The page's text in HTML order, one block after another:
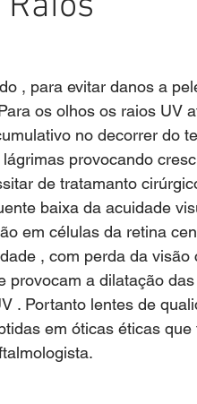
, para evitar danos a
os olhos os raios UV
no decorrer do
provocando
de tratamanto
baixa da acuidade
em células da retina
, com perda da visão
. Portanto lentes de
em óticas éticas que